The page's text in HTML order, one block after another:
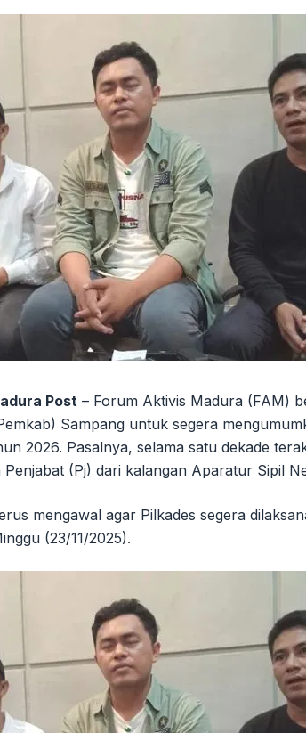
Post – Forum Aktivis Madura (FAM)
Sampang untuk segera
2026. Pasalnya, selama satu dekade
Penjabat (Pj) dari kalangan Aparatur Sipil
mengawal agar Pilkades segera
(23/11/2025).